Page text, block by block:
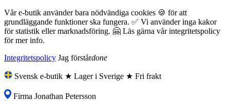
Vår e-butik använder bara nödvändiga cookies 🍪 för att
grundläggande funktioner ska fungera. ✅ Vi använder inga kakor
för statistik eller marknadsföring. 🤗 Läs gärna vår integritetspolicy
för mer info.
Integritetspolicy Jag förstårdone
Svensk e-butik ★ Lager i Sverige ★ Fri frakt
Firma Jonathan Petersson